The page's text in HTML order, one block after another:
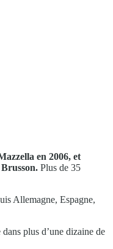
en 2006, et
Plus de 35
Allemagne, Espagne,
plus d’une dizaine de